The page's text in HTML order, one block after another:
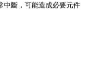
中斷，可能造成必要元件